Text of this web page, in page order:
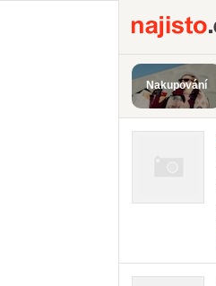
Nakupování